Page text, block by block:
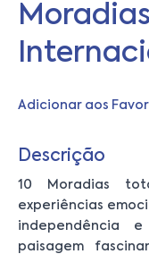
Adicionar aos
Descrição
10 Moradias
experiências
independência
paisagem